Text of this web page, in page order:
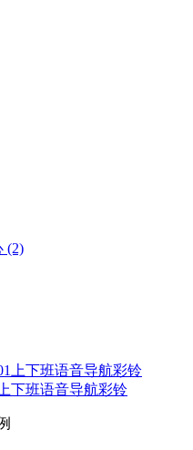
(2)
下班语音导航彩铃